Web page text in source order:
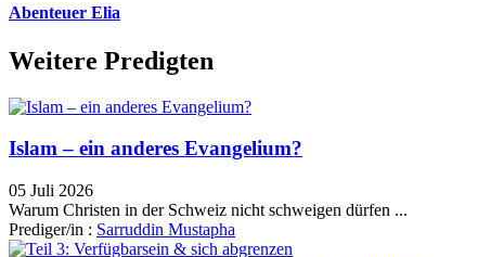
Abenteuer Elia
Weitere Predigten
Islam – ein anderes Evangelium?
05 Juli 2026
Warum Christen in der Schweiz nicht schweigen dürfen ...
Prediger/in : Sarruddin Mustapha